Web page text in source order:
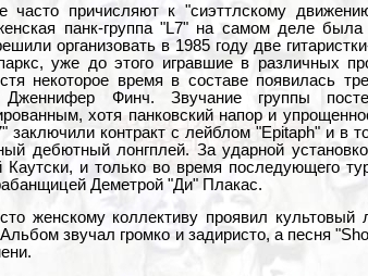
часто причисляют к "сиэттлскому
панк-группа "L7" на самом деле
организовать в 1985 году две
уже до этого игравшие в различных
некоторое время в составе появилась
Дженнифер Финч. Звучание группы
хотя панковский напор и
заключили контракт с лейблом "Epitaph" и в
дебютный лонгплей. За ударной
Каутски, и только во время последующего
Деметрой "Ди" Плакас.
женскому коллективу проявил культовый
звучал громко и задиристо, а песня